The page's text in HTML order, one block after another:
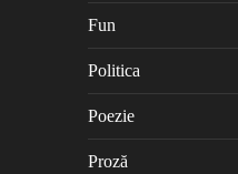
Fun
Politica
Poezie
Proză